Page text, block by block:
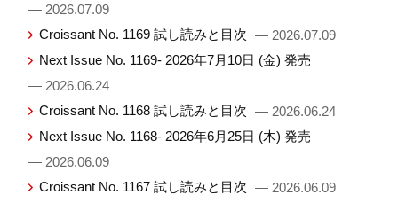
— 2026.07.09
Croissant No. 1169 試し読みと目次 — 2026.07.09
Next Issue No. 1169- 2026年7月10日 (金) 発売
— 2026.06.24
Croissant No. 1168 試し読みと目次 — 2026.06.24
Next Issue No. 1168- 2026年6月25日 (木) 発売
— 2026.06.09
Croissant No. 1167 試し読みと目次 — 2026.06.09